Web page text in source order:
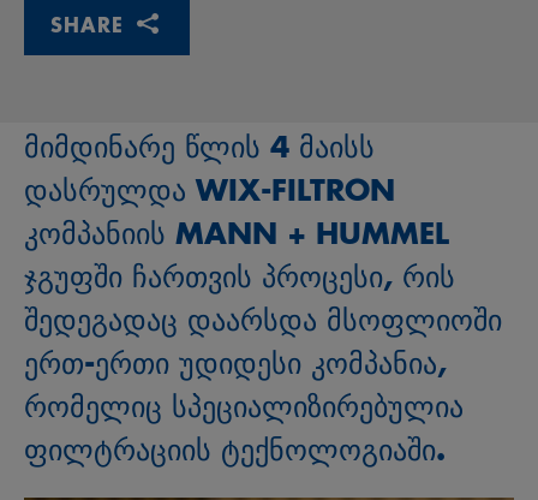
SHARE
მიმდინარე წლის 4 მაისს
დასრულდა WIX-FILTRON
კომპანიის MANN + HUMMEL
ჯგუფში ჩართვის პროცესი, რის
შედეგადაც დაარსდა მსოფლიოში
ერთ-ერთი უდიდესი კომპანია,
რომელიც სპეციალიზირებულია
ფილტრაციის ტექნოლოგიაში.